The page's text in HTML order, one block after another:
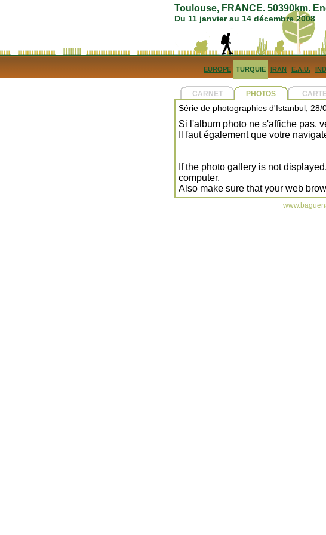
Toulouse, FRANCE. 50390km.
Du 11 janvier au 14 décembre 2008
EUROPE TURQUIE IRAN E.A.U.
CARNET PHOTOS
Série de photographies d'Istanbul, 28/
Si l'album photo ne s'affiche pas,
Il faut également que votre
If the photo gallery is not
computer.
Also make sure that your web